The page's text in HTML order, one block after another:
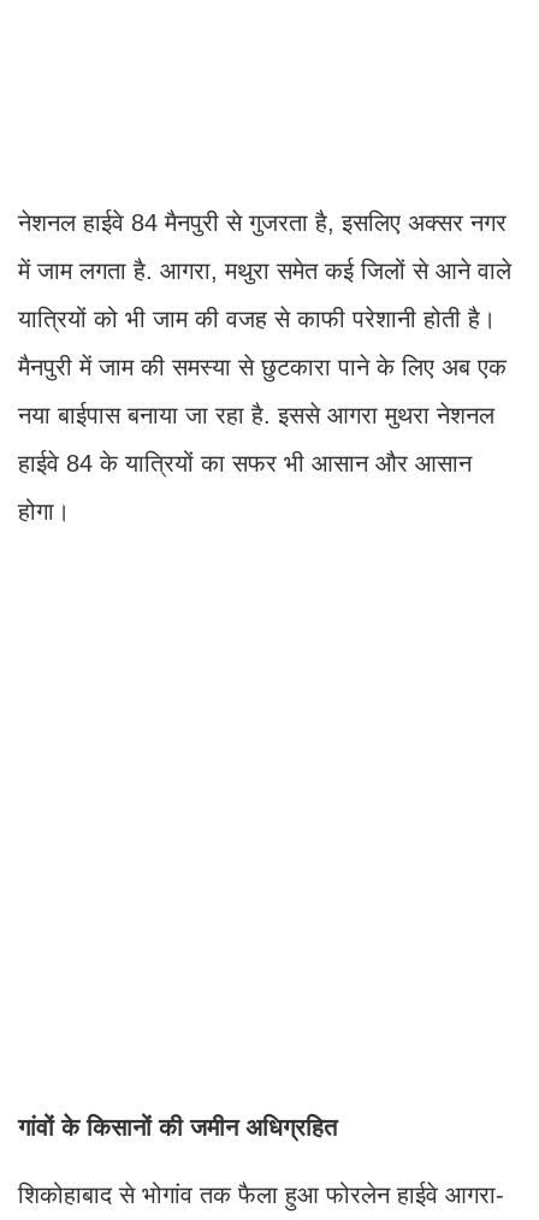
नेशनल हाईवे 84 मैनपुरी से गुजरता है, इसलिए अक्सर नगर
में जाम लगता है. आगरा, मथुरा समेत कई जिलों से आने वाले
यात्रियों को भी जाम की वजह से काफी परेशानी होती है।
मैनपुरी में जाम की समस्या से छुटकारा पाने के लिए अब एक
नया बाईपास बनाया जा रहा है. इससे आगरा मुथरा नेशनल
हाईवे 84 के यात्रियों का सफर भी आसान और आसान
होगा।
गांवों के किसानों की जमीन अधिग्रहित
शिकोहाबाद से भोगांव तक फैला हुआ फोरलेन हाईवे आगरा-